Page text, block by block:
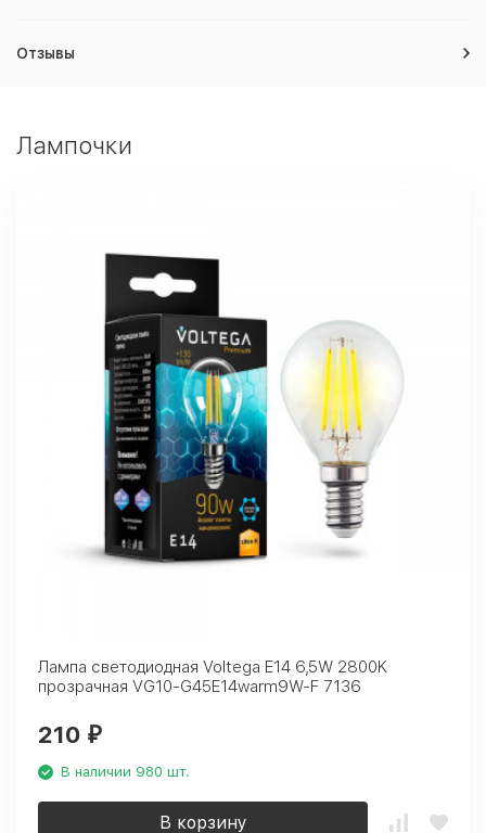
Отзывы
Лампочки
Лампа светодиодная Voltega E14 6,5W 2800K
прозрачная VG10-G45E14warm9W-F 7136
210 ₽
В наличии 980 шт.
В корзину